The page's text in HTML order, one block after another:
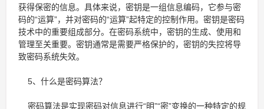
获得保密的信息。具体来说，密钥是一组信息编码，它参与密
码的“运算”，并对密码的“运算”起特定的控制作用。密钥是密码
技术中的重要组成部分。在密码系统中，密钥的生成、使用和
管理至关重要。密钥通常是需要严格保护的，密钥的失控将导
致密码系统失效。
5、什么是密码算法？
密码算法是实现密码对信息进行“明”“密”变换的一种特定的规